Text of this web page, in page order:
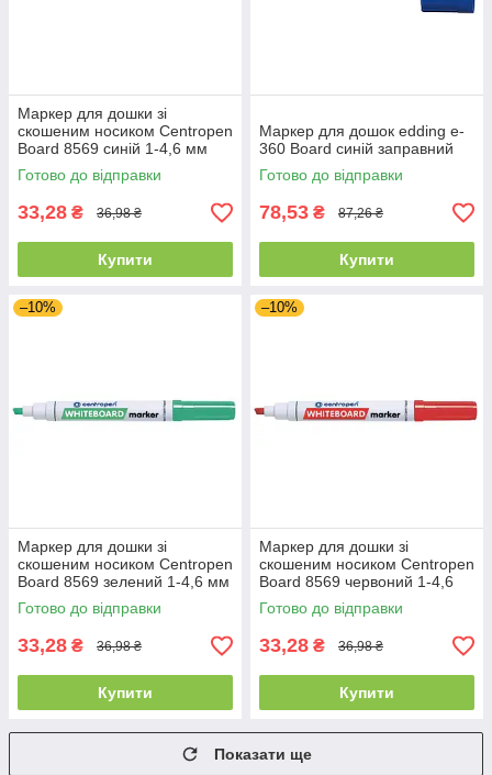
Маркер для дошки зі
скошеним носиком Centropen
Board 8569 синій 1-4,6 мм
Готово до відправки
33,28 ₴ 36,98 ₴
Купити
Маркер для дошок edding e-
360 Board синій заправний
Готово до відправки
78,53 ₴ 87,26 ₴
Купити
–10%
Маркер для дошки зі
скошеним носиком Centropen
Board 8569 зелений 1-4,6 мм
Готово до відправки
33,28 ₴ 36,98 ₴
Купити
–10%
Маркер для дошки зі
скошеним носиком Centropen
Board 8569 червоний 1-4,6
мм
Готово до відправки
33,28 ₴ 36,98 ₴
Купити
Показати ще